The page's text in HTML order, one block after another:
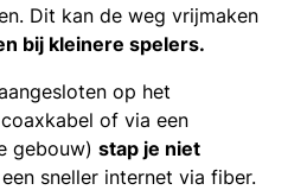
Dit kan de weg vrijmaken
bij kleinere spelers.
op het
of via een
gebouw) stap je niet
sneller internet via fiber.